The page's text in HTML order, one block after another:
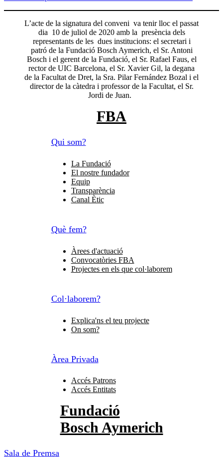
L’acte de la signatura del conveni va tenir lloc el passat
dia 10 de juliol de 2020 amb la presència dels
representants de les dues institucions: el secretari i
patró de la Fundació Bosch Aymerich, el Sr. Antoni
Bosch i el gerent de la Fundació, el Sr. Rafael Faus, el
rector de UIC Barcelona, el Sr. Xavier Gil, la degana
de la Facultat de Dret, la Sra. Pilar Fernández Bozal i el
director de la càtedra i professor de la Facultat, el Sr.
Jordi de Juan.
FBA
Qui som?
La Fundació
El nostre fundador
Equip
Transparència
Canal Ètic
Què fem?
Àrees d'actuació
Convocatòries FBA
Projectes en els que col·laborem
Col·laborem?
Explica'ns el teu projecte
On som?
Àrea Privada
Accés Patrons
Accés Entitats
Fundació
Bosch Aymerich
Sala de Premsa